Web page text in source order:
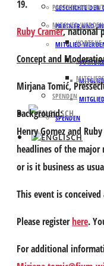
GESCHICHTE DER
PARTNER UND
MITGLIED
SPENDEN
PARTNER UND
MITGLIED WERDEN
MITGLIED
SPENDEN
19.
Ruby Cramer,national
Concept and
Mirjana Tomić,
Background:
Henry Gomez and
headlines of the major
or is it business as
This event is
Please registerhere.
For additional